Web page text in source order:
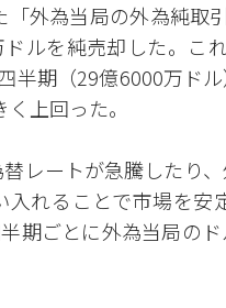
外為当局の外為純取
ルを純売却した。こ
半期（29億6000万ド
上回った。
レートが急騰したり
入れることで市場を
期ごとに外為当局の